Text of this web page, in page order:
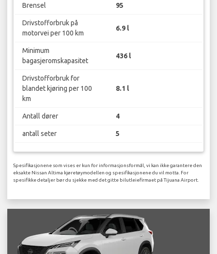
Brensel 95
Drivstofforbruk på
motorvei per 100 km
6.9 l
Minimum
bagasjeromskapasitet
436 l
Drivstofforbruk for
blandet kjøring per 100
km
8.1 l
Antall dører 4
antall seter 5
Spesifikasjonene som vises er kun for informasjonsformål, vi kan ikke garantere den
eksakte Nissan Altima kjøretøymodellen og spesifikasjonene du vil motta. For
spesifikke detaljer bør du sjekke med det gitte bilutleiefirmaet på Tijuana Airport.